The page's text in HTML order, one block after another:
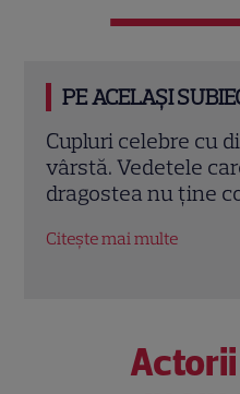
PE ACELAȘI
Cine este Monica
Tand. A renunțat la
internațională
Citește mai multe